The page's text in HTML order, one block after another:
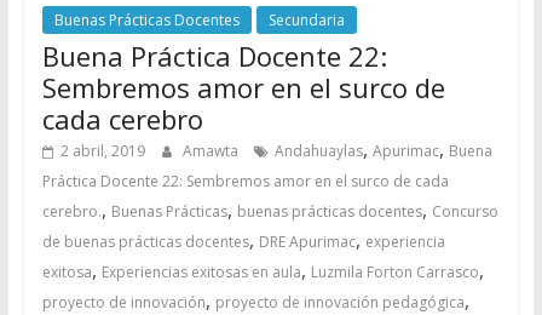
Buenas Prácticas Docentes Secundaria
Buena Práctica Docente 22:
Sembremos amor en el surco de
cada cerebro
2 abril, 2019 Amawta Andahuaylas, Apurimac, Buena
Práctica Docente 22: Sembremos amor en el surco de cada
cerebro., Buenas Prácticas, buenas prácticas docentes, Concurso
de buenas prácticas docentes, DRE Apurimac, experiencia
exitosa, Experiencias exitosas en aula, Luzmila Forton Carrasco,
proyecto de innovación, proyecto de innovación pedagógica,